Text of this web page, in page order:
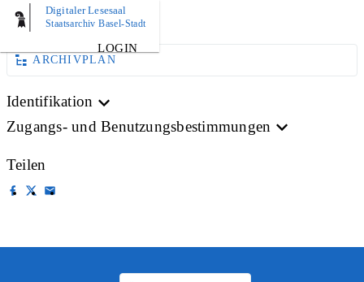
Digitaler Lesesaal
Staatsarchiv Basel-Stadt
LOGIN
AKTE
ARCHIVPLAN
Identifikation
Zugangs- und Benutzungsbestimmungen
Teilen